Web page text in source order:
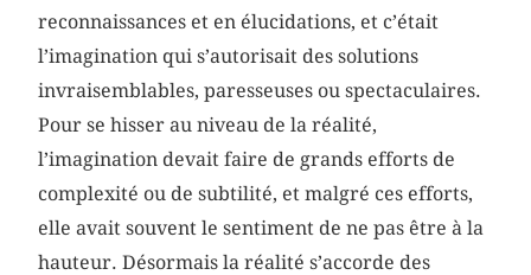
reconnaissances et en élucidations, et c’était
l’imagination qui s’autorisait des solutions
invraisemblables, paresseuses ou spectaculaires.
Pour se hisser au niveau de la réalité,
l’imagination devait faire de grands efforts de
complexité ou de subtilité, et malgré ces efforts,
elle avait souvent le sentiment de ne pas être à la
hauteur. Désormais la réalité s’accorde des